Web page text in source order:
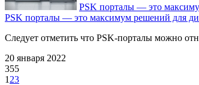
PSK порталы — это
PSK порталы — это максимум решений для
Следует отметить что PSK-порталы можно
20 января 2022
355
1 23